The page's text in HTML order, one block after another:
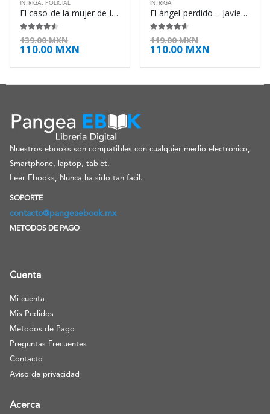
INTRIGA, POLICIAL
El caso de la mujer de los ojos verdes – Erle Stanley Gardner
4.38 de 5
139.00MXN
110.00 MXN
INTRIGA
El ángel perdido – Javier Sierra
4.50 de 5
119.00MXN
110.00 MXN
Nuestros ebooks son compatibles con cualquier medio electronico,
Smartphone, laptop, tablet.
Leer Ebooks, Nunca ha sido tan facil.
SOPORTE
contacto@pangeaebook.mx
METODOS DE PAGO
Cuenta
Mi cuenta
Mis Pedidos
Metodos de Pago
Preguntas Frecuentes
Contacto
Aviso de privacidad
Acerca